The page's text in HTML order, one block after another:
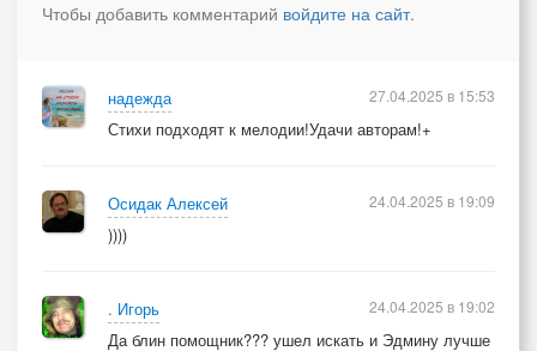
Чтобы добавить комментарий войдите на сайт.
надежда
Стихи подходят к мелодии!Удачи авторам!+
27.04.2025 в 15:53
Осидак Алексей
))))
24.04.2025 в 19:09
. Игорь
Да блин помощник??? ушел искать и Эдмину лучше
24.04.2025 в 19:02